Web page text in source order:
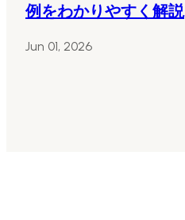
例をわかりやすく解説
Jun 01, 2026